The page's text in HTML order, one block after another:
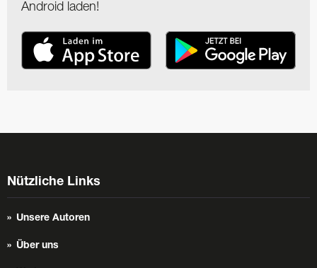
Android laden!
Nützliche Links
Unsere Autoren
Über uns